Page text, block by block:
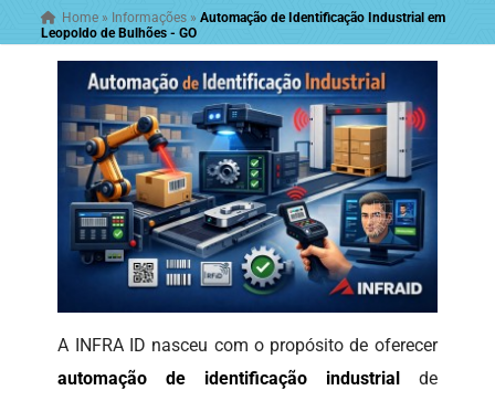
Home » Informações »Automação de Identificação Industrial em
Leopoldo de Bulhões - GO
A INFRA ID nasceu com o propósito de oferecer
automação de identificação industrial
de